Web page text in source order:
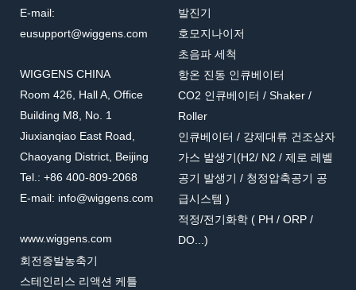
E-mail:
eusupport@wiggens.com
WIGGENS CHINA
Room 426, Hall A, Office
Building M8, No. 1
Jiuxianqiao East Road,
Chaoyang District, Beijing
Tel.: +86 400-809-2068
E-mail: info@wiggens.com
www.wiggens.com
발진기
호모지나이저
초음파 세척
항온 진동 인큐베이터
CO2 인큐베이터 / Shaker /
Roller
인큐베이터 / 강제대류 건조상자
가스 발생기(H2/ N2 / 제로 레벨
공기 발생기 / 청정압축공기 공
급시스템 )
적정/전기화학 ( PH / ORP /
DO...)
회전증발농축기
스테인리스 리액션 케틀